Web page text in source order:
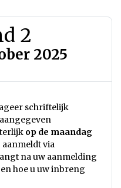
2
2025
schriftelijk
op de maandag
aanmeldt via
na uw aanmelding
hoe u uw inbreng